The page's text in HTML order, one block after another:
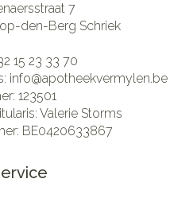
7
den-Berg Schriek
15 23 33 70
info@apotheekvermylen.be
123501
Valerie Storms
BE0420633867